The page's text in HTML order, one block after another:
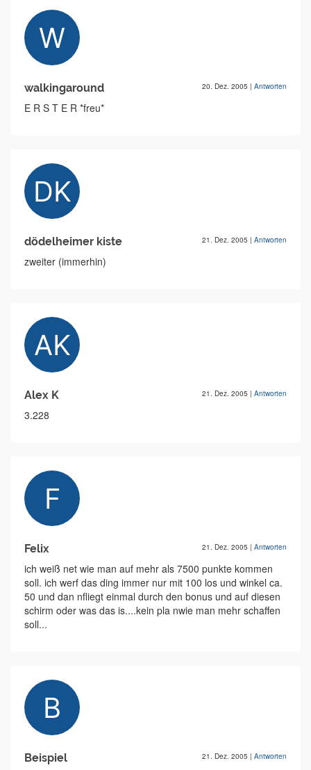
walkingaround 20. Dez. 2005 | Antworten
E R S T E R *freu*
dödelheimer kiste 21. Dez. 2005 | Antworten
zweiter (immerhin)
Alex K 21. Dez. 2005 | Antworten
3.228
Felix 21. Dez. 2005 | Antworten
ich weiß net wie man auf mehr als 7500 punkte kommen
soll. ich werf das ding immer nur mit 100 los und winkel ca.
50 und dan nfliegt einmal durch den bonus und auf diesen
schirm oder was das is....kein pla nwie man mehr schaffen
soll...
Beispiel 21. Dez. 2005 | Antworten